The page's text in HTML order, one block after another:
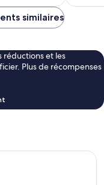
de
similaires
réductions et les
Plus de récompenses